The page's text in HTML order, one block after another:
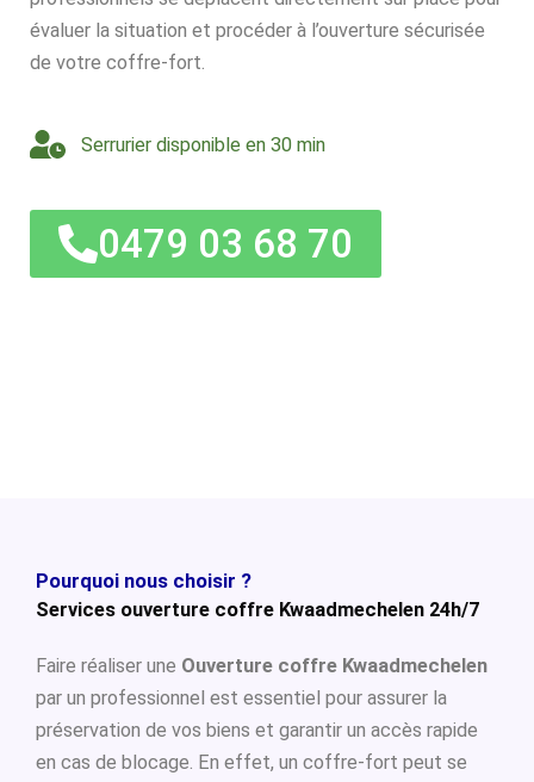
évaluer la situation et procéder à l’ouverture sécurisée
de votre coffre-fort.
Serrurier disponible en 30 min
0479 03 68 70
Pourquoi nous choisir ?
Services ouverture coffre Kwaadmechelen 24h/7
Faire réaliser une Ouverture coffre Kwaadmechelen
par un professionnel est essentiel pour assurer la
préservation de vos biens et garantir un accès rapide
en cas de blocage. En effet, un coffre-fort peut se